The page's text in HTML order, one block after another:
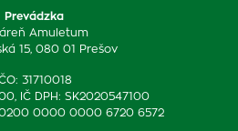
Prevádzka
Amuletum
15, 080 01 Prešov
31710018
IČ DPH: SK2020547100
0200 0000 0000 6720 6572